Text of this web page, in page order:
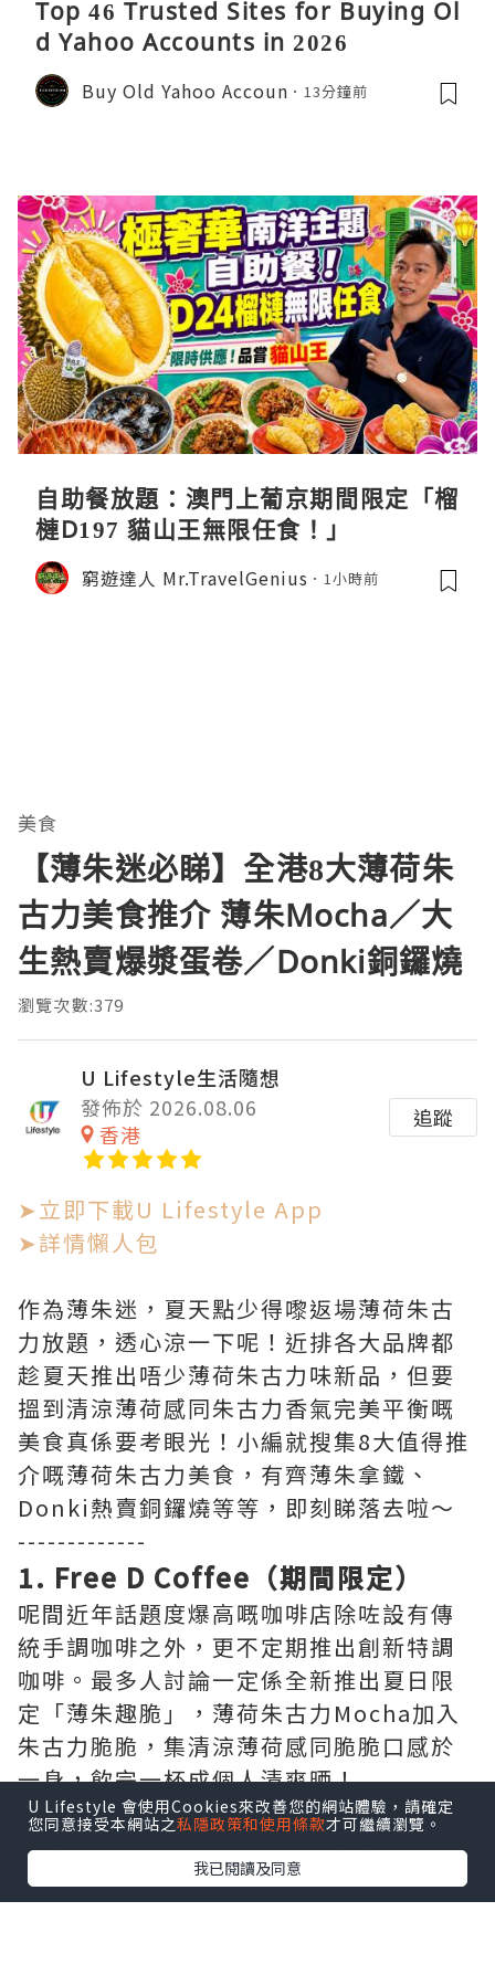
U Lifestyle 會使用Cookies來改善您的網站體驗，請確定
您同意接受本網站之私隱政策和使用條款才可繼續瀏覽。
我已閱讀及同意
Top 46 Trusted Sites for Buying Ol
d Yahoo Accounts in 2026
Buy Old Yahoo Accoun 13分鐘前
自助餐放題：澳門上葡京期間限定「榴
槤D197 貓山王無限任食！」
窮遊達人 Mr.TravelGenius 1小時前
美食
【薄朱迷必睇】全港8大薄荷朱
古力美食推介 薄朱Mocha／大
生熱賣爆漿蛋卷／Donki銅鑼燒
瀏覽次數:379
U Lifestyle生活隨想
發佈於 2026.08.06
香港
追蹤
➤立即下載U Lifestyle App
➤詳情懶人包
作為薄朱迷，夏天點少得嚟返場薄荷朱古
力放題，透心涼一下呢！近排各大品牌都
趁夏天推出唔少薄荷朱古力味新品，但要
搵到清涼薄荷感同朱古力香氣完美平衡嘅
美食真係要考眼光！小編就搜集8大值得推
介嘅薄荷朱古力美食，有齊薄朱拿鐵、
Donki熱賣銅鑼燒等等，即刻睇落去啦～
-------------
1. Free D Coffee（期間限定）
呢間近年話題度爆高嘅咖啡店除咗設有傳
統手調咖啡之外，更不定期推出創新特調
咖啡。最多人討論一定係全新推出夏日限
定「薄朱趣脆」，薄荷朱古力Mocha加入
朱古力脆脆，集清涼薄荷感同脆脆口感於
一身，飲完一杯成個人清爽晒！
▶即睇 “luvv.sharing” 分享夏日限定薄
荷朱古力咖啡好唔好飲